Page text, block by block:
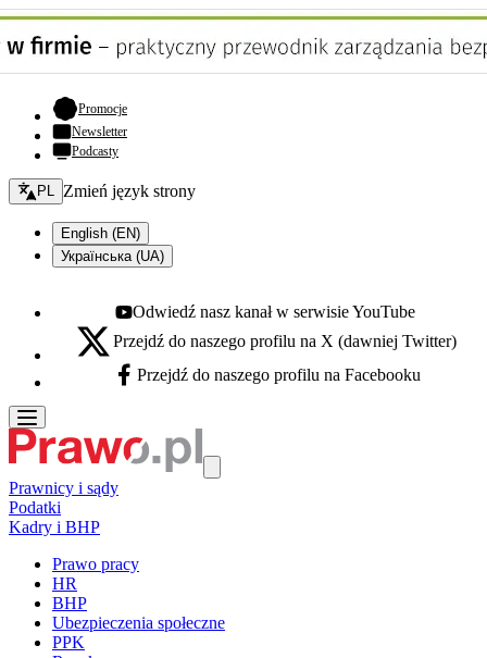
Promocje- otwiera się w nowej karcie
Newsletter
Podcasty
Zmień język - bieżący:
PL Zmień język strony
English (EN)
Українська (UA)
Youtube - otwiera się w nowej karcie
Odwiedź nasz kanał w serwisie YouTube
X - otwiera się w nowej karcie
Przejdź do naszego profilu na X (dawniej Twitter)
Facebook - otwiera się w nowej karcie
Przejdź do naszego profilu na Facebooku
Prawnicy i sądy
Podatki
Kadry i BHP
Prawo pracy
HR
BHP
Ubezpieczenia społeczne
PPK